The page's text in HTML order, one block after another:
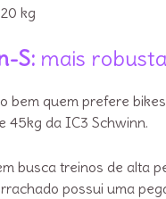
kg
S: mais robusta
bem quem prefere
45kg da IC3 Schwinn.
busca treinos de alta
possui uma